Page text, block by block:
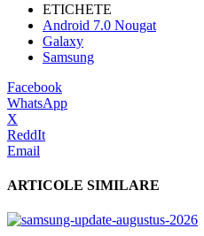
ETICHETE
Android 7.0 Nougat
Galaxy
Samsung
Facebook
WhatsApp
X
ReddIt
Email
ARTICOLE SIMILARE